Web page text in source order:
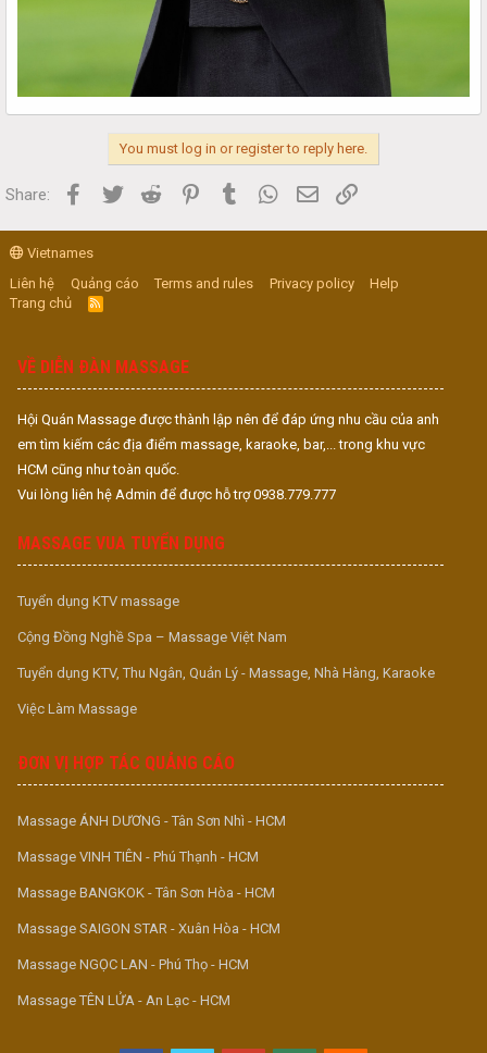
You must log in or register to reply here.
Share: Facebook
Twitter Reddit PinterestTumblr WhatsApp
Email
Vietnames
Liên hệ
Quảng cáo Terms and rules Privacy policy
Help
Trang chủ
R
S
VỀ DIỄN ĐÀN MASSAGE
Hội Quán Massage được thành lập nên để đáp ứng nhu cầu của anh
em tìm kiếm các địa điểm massage, karaoke, bar,... trong khu vực
HCM cũng như toàn quốc.
Vui lòng liên hệ Admin để được hỗ trợ 0938.779.777
MASSAGE VUA TUYỂN DỤNG
Tuyển dụng KTV massage
Cộng Đồng Nghề Spa – Massage Việt Nam
Tuyển dụng KTV, Thu Ngân, Quản Lý - Massage, Nhà Hàng, Karaoke
Việc Làm Massage
ĐƠN VỊ HỢP TÁC QUẢNG CÁO
Massage ÁNH DƯƠNG - Tân Sơn Nhì - HCM
Massage VINH TIÊN - Phú Thạnh - HCM
Massage BANGKOK - Tân Sơn Hòa - HCM
Massage SAIGON STAR - Xuân Hòa - HCM
Massage NGỌC LAN - Phú Thọ - HCM
Massage TÊN LỬA - An Lạc - HCM